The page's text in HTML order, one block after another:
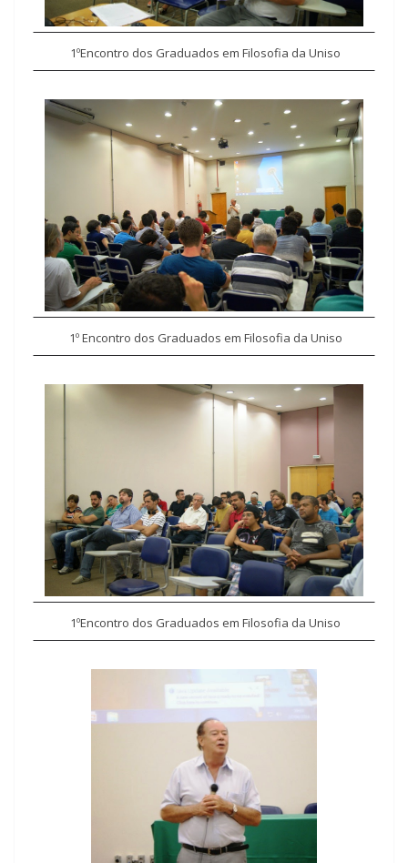
1ºEncontro dos Graduados em Filosofia da Uniso
1ºEncontro dos Graduados em Filosofia da Uniso
1ºEncontro dos Graduados em Filosofia da Uniso